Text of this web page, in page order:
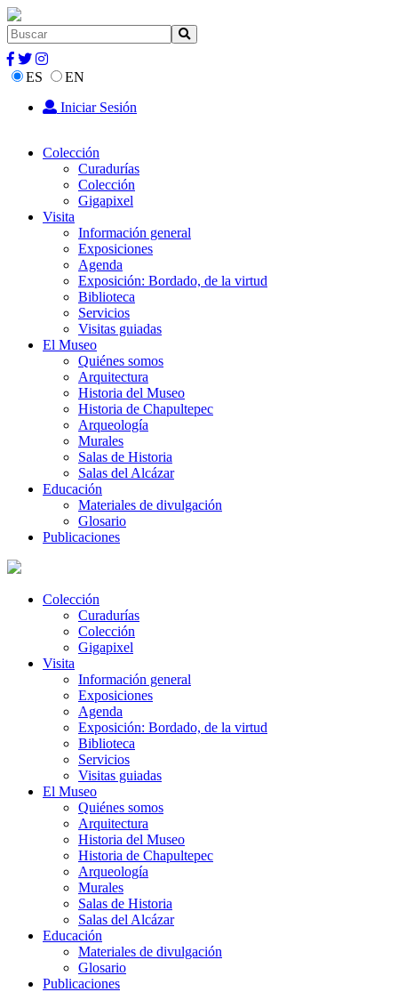
ES
EN
Iniciar Sesión
Colección
Curadurías
Colección
Gigapixel
Visita
Información general
Exposiciones
Agenda
Exposición: Bordado, de la virtud
Biblioteca
Servicios
Visitas guiadas
El Museo
Quiénes somos
Arquitectura
Historia del Museo
Historia de Chapultepec
Arqueología
Murales
Salas de Historia
Salas del Alcázar
Educación
Materiales de divulgación
Glosario
Publicaciones
Colección
Curadurías
Colección
Gigapixel
Visita
Información general
Exposiciones
Agenda
Exposición: Bordado, de la virtud
Biblioteca
Servicios
Visitas guiadas
El Museo
Quiénes somos
Arquitectura
Historia del Museo
Historia de Chapultepec
Arqueología
Murales
Salas de Historia
Salas del Alcázar
Educación
Materiales de divulgación
Glosario
Publicaciones